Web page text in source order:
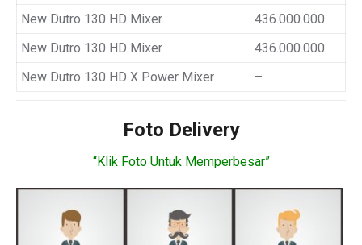
New Dutro 130 HD Mixer
436.000.000
New Dutro 130 HD Mixer
436.000.000
New Dutro 130 HD X Power Mixer
–
Foto Delivery
“Klik Foto Untuk Memperbesar”